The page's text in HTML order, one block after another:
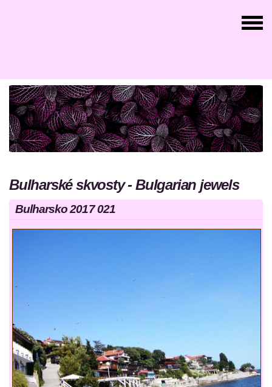
Bulharské skvosty - Bulgarian jewels
Bulharsko 2017 021